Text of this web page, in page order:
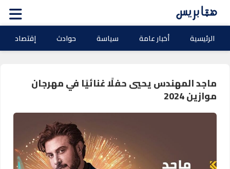
الرئيسية أخبار عامة سياسة حوادث إقتصاد
ماجد المهندس يحيي حفلًا غنائيًا في مهرجان
موازين 2024